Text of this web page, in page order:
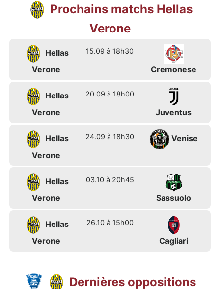
Prochains matchs Hellas
Verone
Hellas
Verone
15.09 à 18h30
Cremonese
Hellas
Verone
20.09 à 18h00
Juventus
Hellas
Verone
24.09 à 18h30 Venise
Hellas
Verone
03.10 à 20h45
Sassuolo
Hellas
Verone
26.10 à 15h00
Cagliari
Dernières oppositions